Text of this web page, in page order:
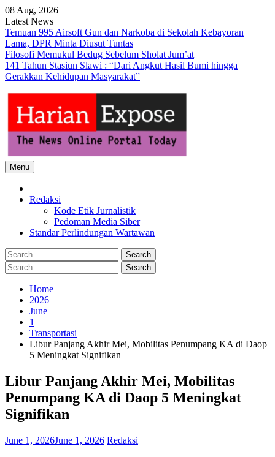
Skip
to
content
08 Aug, 2026
Latest News
Temuan 995 Airsoft Gun dan Narkoba di Sekolah Kebayoran
Lama, DPR Minta Diusut Tuntas
Filosofi Memukul Bedug Sebelum Sholat Jum’at
141 Tahun Stasiun Slawi : “Dari Angkut Hasil Bumi hingga
Gerakkan Kehidupan Masyarakat”
Menu
Redaksi
Kode Etik Jurnalistik
Pedoman Media Siber
Standar Perlindungan Wartawan
Search
for:
Search
for:
Home
2026
June
1
Transportasi
Libur Panjang Akhir Mei, Mobilitas Penumpang KA di Daop
5 Meningkat Signifikan
Libur Panjang Akhir Mei, Mobilitas
Penumpang KA di Daop 5 Meningkat
Signifikan
June 1, 2026June 1, 2026 Redaksi